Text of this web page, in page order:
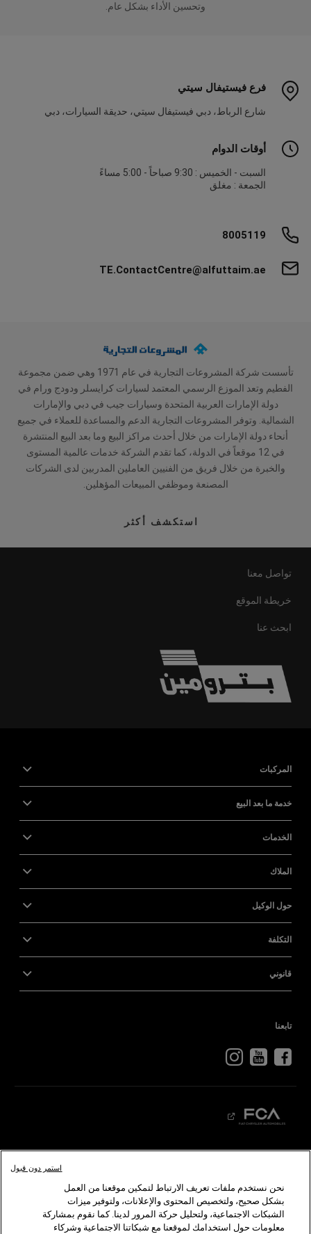
وتحسين الأداء بشكل عام.
فرع فيستيفال سيتي
شارع الرباط، دبي فيستيفال سيتي، حديقة السيارات، دبي
أوقات الدوام
السبت - الخميس : 9:30 صباحاً - 5:00 مساءً
الجمعة : مغلق
8005119
TE.ContactCentre@alfuttaim.ae
تأسست شركة المشروعات التجارية في عام 1971 وهي ضمن مجموعة
الفطيم وتعد الموزع الرسمي المعتمد لسيارات كرايسلر ودودج ورام في
دولة الإمارات العربية المتحدة وسيارات جيب في دبي والإمارات
الشمالية. وتوفر المشروعات التجارية الدعم والمساعدة للعملاء في جميع
أنحاء دولة الإمارات من خلال أحدث مراكز البيع وما بعد البيع المنتشرة
في 12 موقعاً في الدولة، كما تقدم الشركة خدمات عالمية المستوى
والخبرة من خلال فريق من الفنيين العاملين المدربين لدى الشركات
المصنعة وموظفي المبيعات المؤهلين.
استكشف أكثر
تواصل معنا
خريطة الموقع
ابحث عنا
المركبات
خدمة ما بعد البيع
الخدمات
الملاك
حول الوكيل
التكلفة
قانوني
تابعنا
©2026 FCA US LLC. جميع الحقوق محفوظة. كرايسلر، دودج، جيب، رام، موبار، إس آر تي هي
لاستخدامها تصريح.
نحن نستخدم ملفات تعريف الارتباط لتمكين موقعنا من العمل
بشكل صحيح، ولتخصيص المحتوى والإعلانات، ولتوفير ميزات
الشبكات الاجتماعية، ولتحليل حركة المرور لدينا. كما نقوم بمشاركة
معلومات حول استخدامك لموقعنا مع شبكاتنا الاجتماعية وشركاء
استمر دون قبول